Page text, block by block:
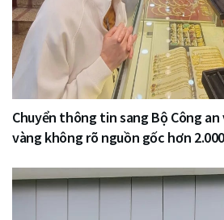
Chuyển thông tin sang Bộ Công an
vàng không rõ nguồn gốc hơn